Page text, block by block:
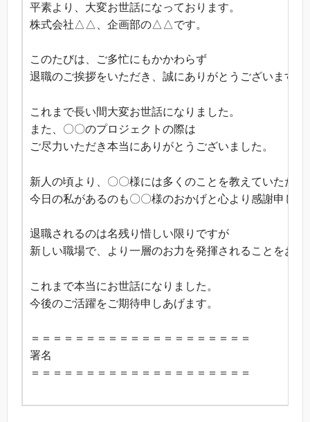
平素より、大変お世話になっております。
株式会社△△、企画部の△△です。
このたびは、ご多忙にもかかわらず
退職のご挨拶をいただき、誠にありがとうございます。
これまで長い間大変お世話になりました。
また、〇〇のプロジェクトの際は
ご尽力いただき本当にありがとうございました。
新人の頃より、〇〇様には多くのことを教えていただき
今日の私があるのも〇〇様のおかげと心より感謝申し上
退職されるのは名残り惜しい限りですが
新しい職場で、より一層のお力を発揮されることをお
これまで本当にお世話になりました。
今後のご活躍をご期待申しあげます。
＝＝＝＝＝＝＝＝＝＝＝＝＝＝＝＝＝＝＝＝
署名
＝＝＝＝＝＝＝＝＝＝＝＝＝＝＝＝＝＝＝＝